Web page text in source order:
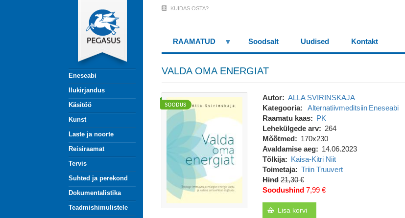
Eneseabi
Ilukirjandus
Käsitöö
Kunst
Laste ja noorte
Reisiraamat
Tervis
Suhted ja perekond
Dokumentalistika
Teadmishimulistele
Menu
(logged
KUIDAS OSTA?
RAAMATUD Soodsalt Uudised Kontakt
VALDA OMA ENERGIAT
Autor
ALLA SVIRINSKAJA
Kategooria
Alternatiivmeditsiin Eneseabi
Raamatu kaas
PK
Lehekülgede arv
264
Mõõtmed
170x230
Avaldamise aeg
14.06.2023
Tõlkija
Kaisa-Kitri Niit
Toimetaja
Triin Truuvert
Hind 21,30 €
Soodushind 7,99 €
Lisa korvi